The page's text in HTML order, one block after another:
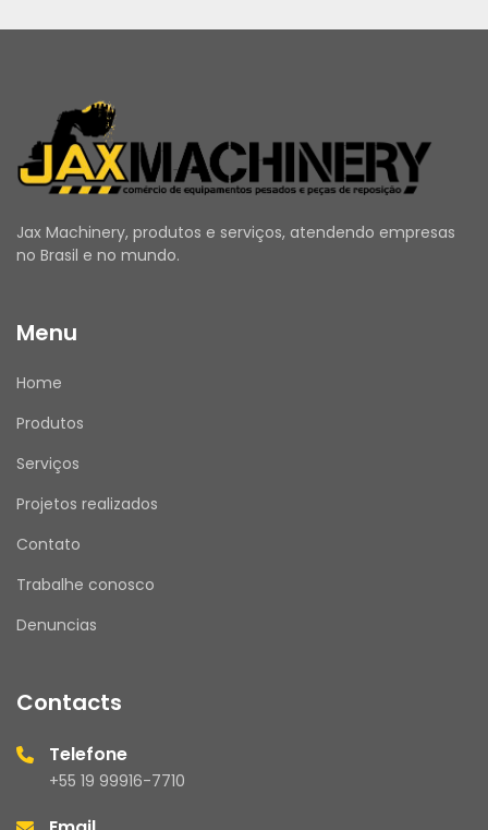
Jax Machinery, produtos e serviços, atendendo empresas
no Brasil e no mundo.
Menu
Home
Produtos
Serviços
Projetos realizados
Contato
Trabalhe conosco
Denuncias
Contacts
Telefone
+55 19 99916-7710